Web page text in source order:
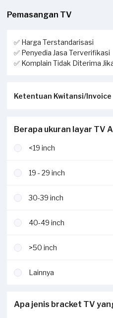
Pemasangan TV
✅ Harga Terstandarisasi
✅ Penyedia Jasa Terverifikasi
✅ Komplain Tidak Diterima
Ketentuan Kwitansi/Invoice
sesuai dengan pengerjaan
Jika tidak sesuai, komplain
diterima.
harus dilaporkan ke
Selengkapnya ada di bagian
Berapa ukuran layar TV
<19 inch
19 - 29 inch
30-39 inch
40-49 inch
>50 inch
Lainnya
Apa jenis bracket TV